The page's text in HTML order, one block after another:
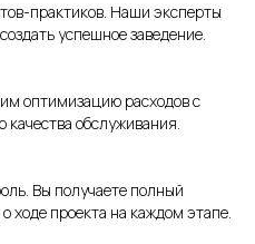
практиков. Наши эксперты
успешное заведение.
оптимизацию расходов с
качества обслуживания.
Вы получаете полный
ходе проекта на каждом этапе.